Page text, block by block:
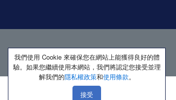
著作權所有 保留一切權利
我們使用 Cookie 來確保您在網站上能獲得良好的體
驗。如果您繼續使用本網站，我們將認定您接受並理
解我們的隱私權政策和使用條款。
接受